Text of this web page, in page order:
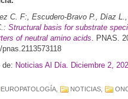
C. F:, Escudero-Bravo P., Díaz
Structural basis for substrate
of neutral amino acids. PNAS.
pnas.2113573118
de: Noticias Al Día. Diciembre 2,
NOTICIAS